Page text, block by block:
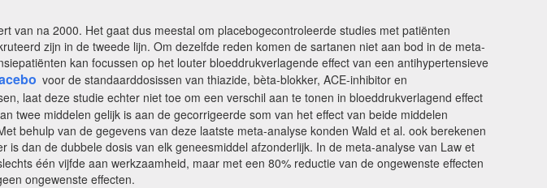
van na 2000. Het gaat dus meestal om placebogecontroleerde studies met patiënten
zijn in de tweede lijn. Om dezelfde reden komen de sartanen niet aan bod in de meta-
kan focussen op het louter bloeddrukverlagende effect van een antihypertensieve
voor de standaarddosissen van thiazide, bèta-blokker, ACE-inhibitor en
laat deze studie echter niet toe om een verschil aan te tonen in bloeddrukverlagend effect
twee middelen gelijk is aan de gecorrigeerde som van het effect van beide middelen
behulp van de gegevens van deze laatste meta-analyse konden Wald et al. ook berekenen
dan de dubbele dosis van elk geneesmiddel afzonderlijk. In de meta-analyse van Law et
één vijfde aan werkzaamheid, maar met een 80% reductie van de ongewenste effecten
ongewenste effecten.